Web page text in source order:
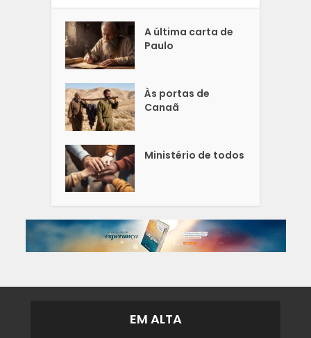
A última carta de
Paulo
Às portas de
Canaã
Ministério de todos
EM ALTA